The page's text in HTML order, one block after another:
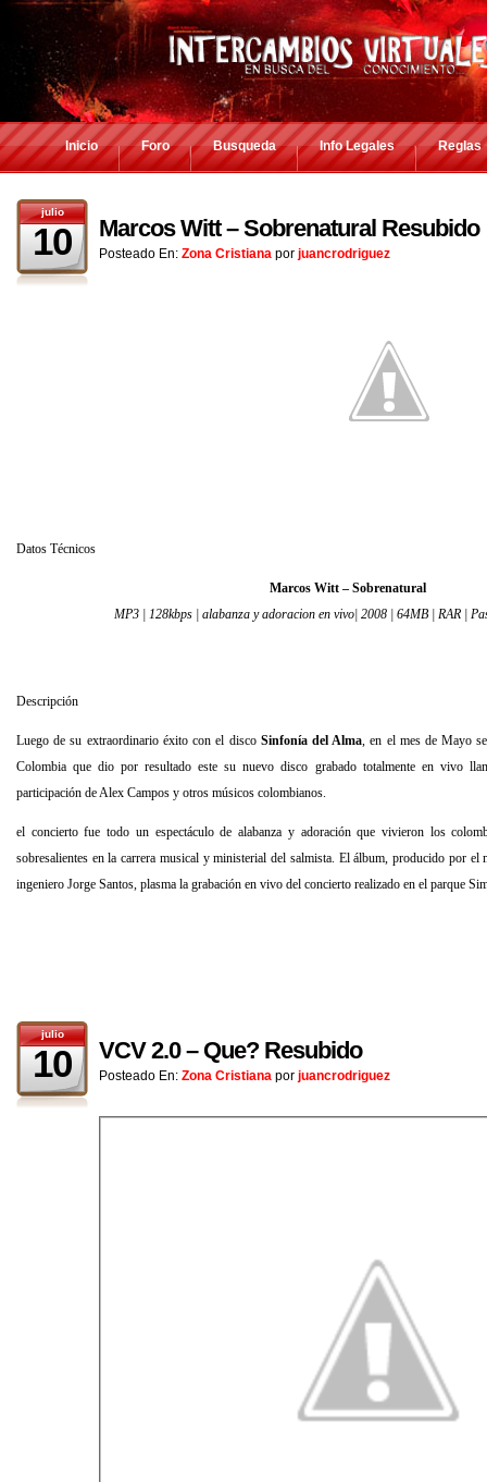
Inicio Foro Busqueda Info Legales Reglas
julio
10 Marcos Witt – Sobrenatural Resubido
Posteado En: Zona Cristiana por juancrodriguez
Datos Técnicos
Marcos Witt – Sobrenatural
MP3 | 128kbps | alabanza y adoracion en vivo| 2008 | 64MB | RAR |
Descripción
Luego de su extraordinario éxito con el disco Sinfonía del Alma, en el mes de Mayo
Colombia que dio por resultado este su nuevo disco grabado totalmente en vivo
participación de Alex Campos y otros músicos colombianos.
el concierto fue todo un espectáculo de alabanza y adoración que vivieron los
sobresalientes en la carrera musical y ministerial del salmista. El álbum, producido por el
ingeniero Jorge Santos, plasma la grabación en vivo del concierto realizado en el parque
julio
10 VCV 2.0 – Que? Resubido
Posteado En: Zona Cristiana por juancrodriguez